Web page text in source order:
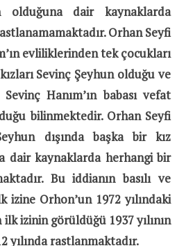
olduğuna dair kaynaklarda
Orhan Seyfi
evliliklerinden tek çocukları
Sevinç Şeyhun olduğu ve
Hanım’ın babası vefat
bilinmektedir. Orhan Seyfi
dışında başka bir kız
dair kaynaklarda herhangi bir
Bu iddianın basılı ve
Orhon’un 1972 yılındaki
ilk izinin görüldüğü 1937 yılının
yılında rastlanmaktadır.